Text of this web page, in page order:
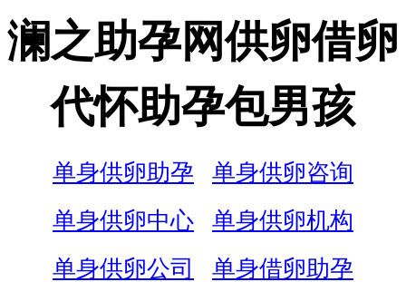
澜之助孕网供卵借卵
代怀助孕包男孩
单身供卵助孕
单身供卵咨询
单身供卵中心
单身供卵机构
单身供卵公司
单身借卵助孕